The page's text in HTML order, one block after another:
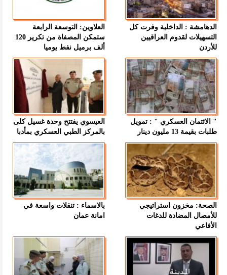
الدهامشة : الداخلية وفرت كل
التسهيلات لقدوم العراقيين
للأردن
العلاوين: التوسعة الرابعة
ستمكن المصفاة من تكرير 120
ألف برميل نفط يوميا
" الائتمان العسكري " : تمويل
طلبات بقيمة 13 مليون دينار
العيسوي يفتتح وحدة غسيل كلى
بالمركز الطبي العسكري بمأدبا
الصحة: مخزون استراتيجي
للأمصال المضادة للدغات
الأفاعي
بالاسماء : تنقلات واسعة في
امانة عمان